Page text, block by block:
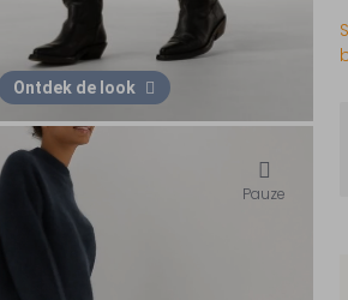
Ontdek de look
Pauze